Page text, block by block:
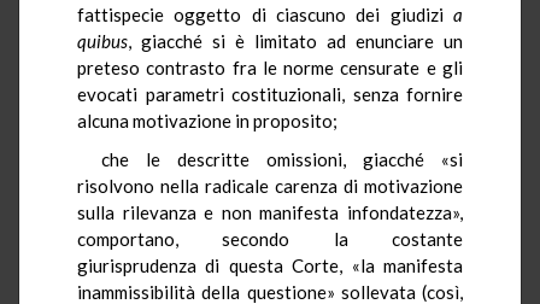
fattispecie oggetto di ciascuno dei giudizi a
quibus, giacché si è limitato ad enunciare un
preteso contrasto fra le norme censurate e gli
evocati parametri costituzionali, senza fornire
alcuna motivazione in proposito;
che le descritte omissioni, giacché «si
risolvono nella radicale carenza di motivazione
sulla rilevanza e non manifesta infondatezza»,
comportano, secondo la costante
giurisprudenza di questa Corte, «la manifesta
inammissibilità della questione» sollevata (così,